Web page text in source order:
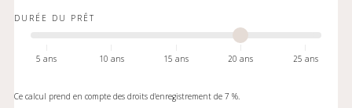
DURÉE DU PRÊT
5 ans 10 ans 15 ans 20 ans 25 ans
Ce calcul prend en compte des droits d'enregistrement de 7 %.